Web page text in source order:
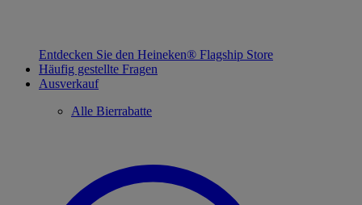
Entdecken Sie den Heineken® Flagship Store
Häufig gestellte Fragen
Ausverkauf
Alle Bierrabatte